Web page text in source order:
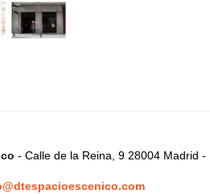
- Calle de la Reina, 9 28004 Madrid -